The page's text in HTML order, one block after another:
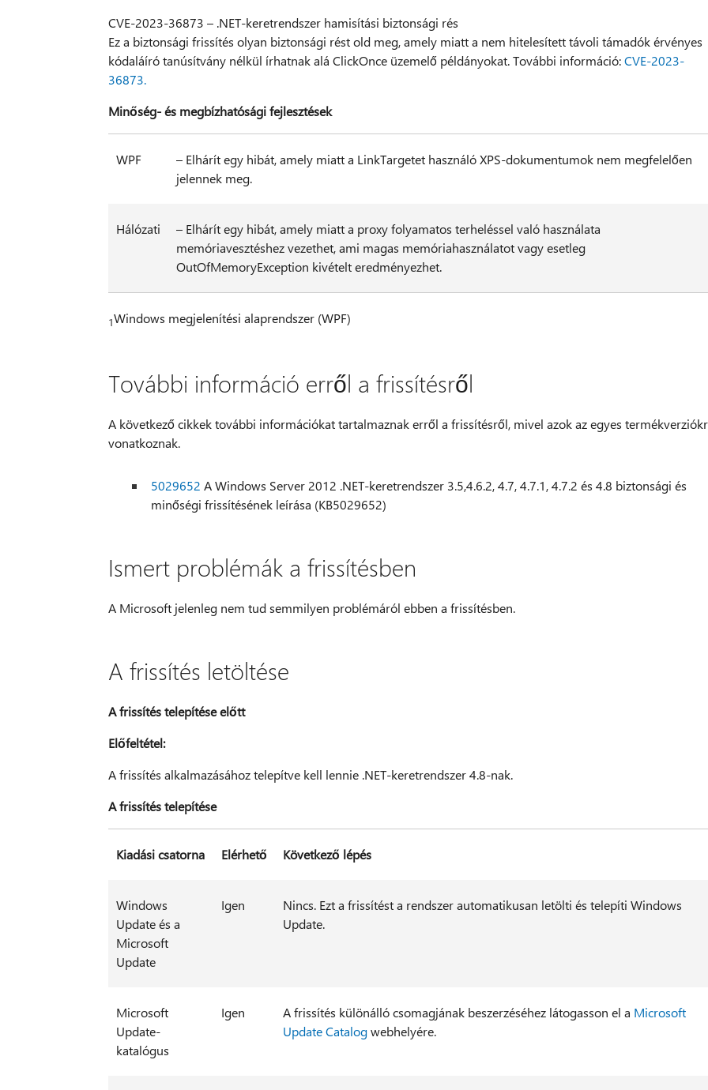
CVE-2023-36873 – .NET-keretrendszer hamisítási biztonsági rés
Ez a biztonsági frissítés olyan biztonsági rést old meg, amely miatt a nem hitelesített távoli támadók érvényes
kódaláíró tanúsítvány nélkül írhatnak alá ClickOnce üzemelő példányokat. További információ:CVE-2023-
36873.
Minőség- és megbízhatósági fejlesztések
WPF
– Elhárít egy hibát, amely miatt a LinkTargetet használó XPS-dokumentumok nem megfelelően
jelennek meg.
Hálózati
– Elhárít egy hibát, amely miatt a proxy folyamatos terheléssel való használata
memóriavesztéshez vezethet, ami magas memóriahasználatot vagy esetleg
OutOfMemoryException kivételt eredményezhet.
1Windows megjelenítési alaprendszer (WPF)
További információ erről a frissítésről
A következő cikkek további információkat tartalmaznak erről a frissítésről, mivel azok az egyes
vonatkoznak.
5029652 A Windows Server 2012 .NET-keretrendszer 3.5,4.6.2, 4.7, 4.7.1, 4.7.2 és 4.8 biztonsági és
minőségi frissítésének leírása (KB5029652)
Ismert problémák a frissítésben
A Microsoft jelenleg nem tud semmilyen problémáról ebben a frissítésben.
A frissítés letöltése
A frissítés telepítése előtt
Előfeltétel:
A frissítés alkalmazásához telepítve kell lennie .NET-keretrendszer 4.8-nak.
A frissítés telepítése
Kiadási csatorna Elérhető Következő lépés
Windows
Update és a
Microsoft
Update
Igen
Nincs. Ezt a frissítést a rendszer automatikusan letölti és telepíti Windows
Update.
Microsoft
Update-
katalógus
Igen A frissítés különálló csomagjának beszerzéséhez látogasson el a Microsoft
Update Catalogwebhelyére.